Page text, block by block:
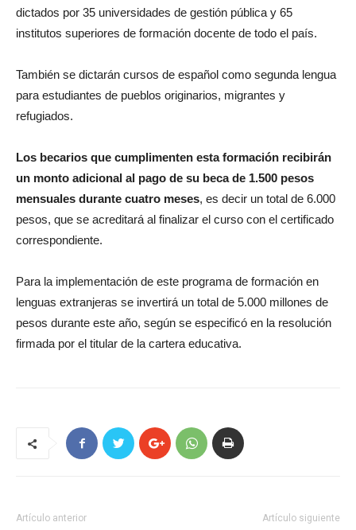
dictados por 35 universidades de gestión pública y 65
institutos superiores de formación docente de todo el país.
También se dictarán cursos de español como segunda lengua
para estudiantes de pueblos originarios, migrantes y
refugiados.
Los becarios que cumplimenten esta formación recibirán
un monto adicional al pago de su beca de 1.500 pesos
mensuales durante cuatro meses, es decir un total de 6.000
pesos, que se acreditará al finalizar el curso con el certificado
correspondiente.
Para la implementación de este programa de formación en
lenguas extranjeras se invertirá un total de 5.000 millones de
pesos durante este año, según se especificó en la resolución
firmada por el titular de la cartera educativa.
Artículo anterior Artículo siguiente